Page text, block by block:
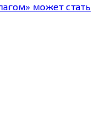
может стать